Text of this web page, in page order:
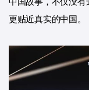
更贴近真实的中国。